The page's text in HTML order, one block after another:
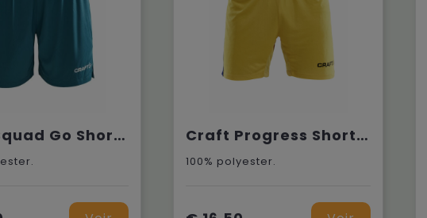
Craft Squad Go Short Solid W Craft Progress Short Contrast M
100% polyester.